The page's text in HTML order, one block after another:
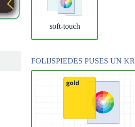
soft-touch
FOLIJSPIEDES PUSES UN